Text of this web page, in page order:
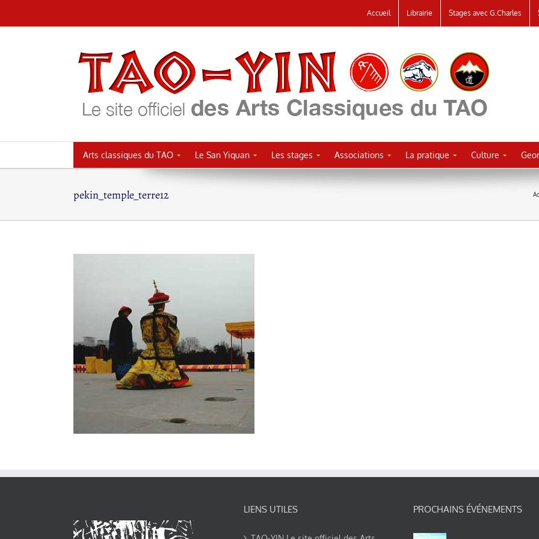
au
Accueil Librairie Stages avec G.Charles
Arts classiques du TAO Le San Yiquan Les stages Associations La pratique Culture
pekin_temple_terre12
LIENS UTILES PROCHAINS ÉVÉNEMENTS